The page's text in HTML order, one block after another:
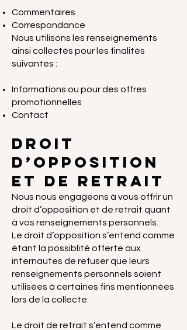
Commentaires
Correspondance
Nous utilisons les renseignements
ainsi collectés pour les finalités
suivantes :
Informations ou pour des offres
promotionnelles
Contact
Droit
d’opposition
et de retrait
Nous nous engageons à vous offrir un
droit d’opposition et de retrait quant
à vos renseignements personnels.
Le droit d’opposition s’entend comme
étant la possiblité offerte aux
internautes de refuser que leurs
renseignements personnels soient
utilisées à certaines fins mentionnées
lors de la collecte.
Le droit de retrait s’entend comme